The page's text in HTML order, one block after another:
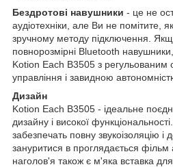
Бездротові навушники - це не
аудіотехніки, але Ви не помітите,
зручному методу підключення.
повнорозмірні Bluetooth навушники,
Kotion Each B3505 з регульованим
управління і завидною
Дизайн
Kotion Each B3505 - ідеальне
дизайну і високої
забезпечать повну звукоізоляцію і
зануритися в проглядається
наголов'я також є м'яка вставка